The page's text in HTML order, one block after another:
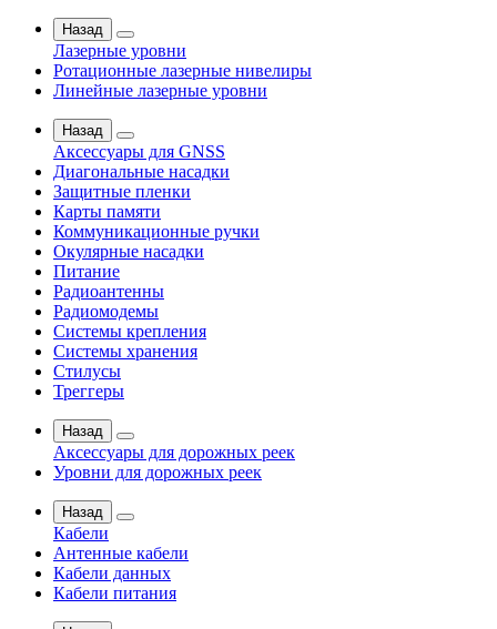
Назад
Лазерные уровни
Ротационные лазерные нивелиры
Линейные лазерные уровни
Назад
Аксессуары для GNSS
Диагональные насадки
Защитные пленки
Карты памяти
Коммуникационные ручки
Окулярные насадки
Питание
Радиоантенны
Радиомодемы
Системы крепления
Системы хранения
Стилусы
Треггеры
Назад
Аксессуары для дорожных реек
Уровни для дорожных реек
Назад
Кабели
Антенные кабели
Кабели данных
Кабели питания